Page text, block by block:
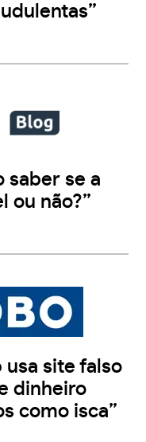
saber se a
ou não?”
usa site falso
dinheiro
como isca”